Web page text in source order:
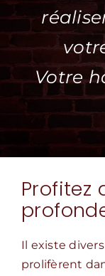
Votre
Profitez
Il existe
prolifèrent